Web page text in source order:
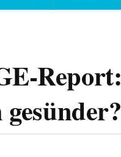
Report: